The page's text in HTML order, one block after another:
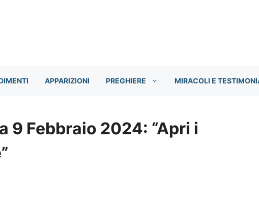
APPARIZIONI PREGHIERE MIRACOLI E
9 Febbraio 2024: “Apri i